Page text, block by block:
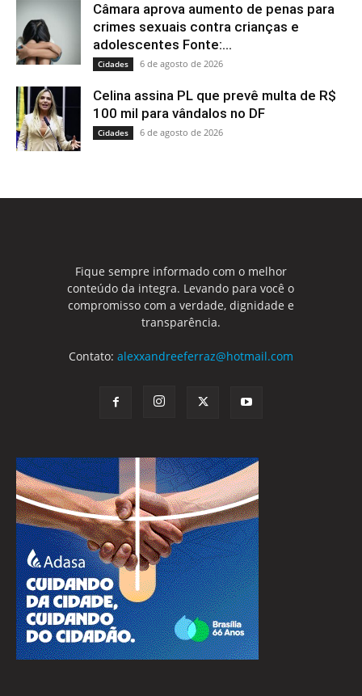
Câmara aprova aumento de penas para
crimes sexuais contra crianças e
adolescentes Fonte:...
Cidades 6 de agosto de 2026
Celina assina PL que prevê multa de R$
100 mil para vândalos no DF
Cidades 6 de agosto de 2026
Fique sempre informado com o melhor
conteúdo da integra. Levando para você o
compromisso com a verdade, dignidade e
transparência.
Contato: alexxandreeferraz@hotmail.com